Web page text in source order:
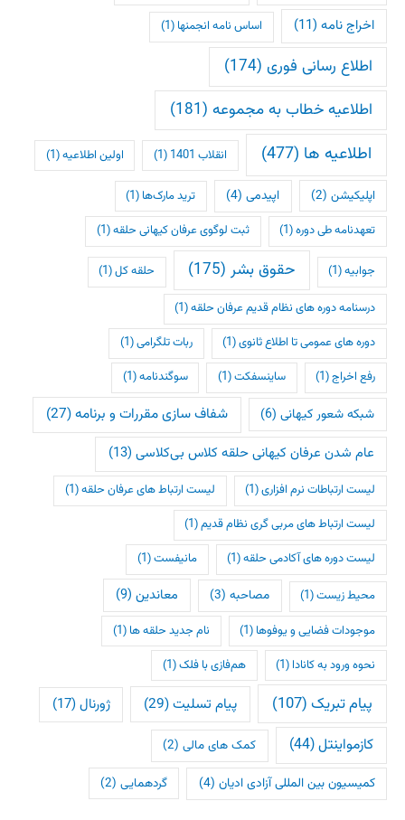
اخراج نامه (11) اساس نامه انجمنها (1)
اطلاع رسانی فوری (174)
اطلاعیه خطاب به مجموعه (181)
اطلاعیه ها (477) انقلاب 1401 (1) اولین اطلاعیه(1)
اپلیکیشن (2) اپیدمی(4) ترید مارک‌ها (1)
تعهدنامه طی دوره(1) ثبت لوگوی عرفان کیهانی حلقه(1)
جوابیه(1) حقوق بشر (175) حلقه کل(1)
درسنامه دوره های نظام قدیم عرفان حلقه(1)
دوره های عمومی تا اطلاع ثانوی(1) ربات تلگرامی(1)
رفع اخراج(1) ساینسفکت(1) سوگندنامه(1)
شبکه شعور کیهانی(6) شفاف سازی مقررات و برنامه(27)
عام شدن عرفان کیهانی حلقه کلاس بی‌کلاسی (13)
لیست ارتباطات نرم افزاری(1) لیست ارتباط های عرفان حلقه(1)
لیست ارتباط های مربی گری نظام قدیم(1)
لیست دوره های آکادمی حلقه(1) مانیفست(1)
محیط زیست(1) مصاحبه(3) معاندین(9)
موجودات فضایی و یوفوها (1) نام جدید حلقه ها (1)
نحوه ورود به کانادا (1) هم‌فازی با فلک(1)
پیام تبریک(107) پیام تسلیت(29) ژورنال(17)
کازمواینتل(44) کمک های مالی(2)
کمیسیون بین المللی آزادی ادیان (4) گردهمایی(2)